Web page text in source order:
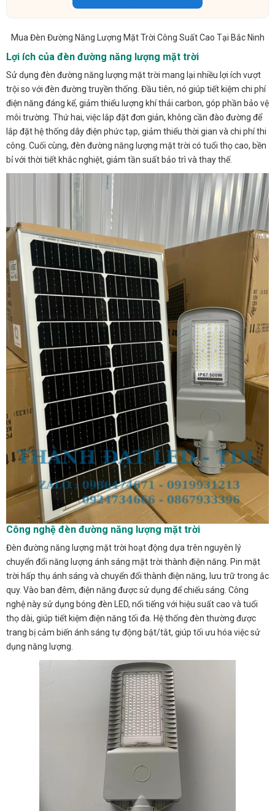
Mua Đèn Đường Năng Lượng Mặt Trời Công Suất Cao Tại Bắc Ninh
Lợi ích của đèn đường năng lượng mặt trời
Sử dụng đèn đường năng lượng mặt trời mang lại nhiều lợi ích vượt
trội so với đèn đường truyền thống. Đầu tiên, nó giúp tiết kiệm chi phí
điện năng đáng kể, giảm thiểu lượng khí thải carbon, góp phần bảo vệ
môi trường. Thứ hai, việc lắp đặt đơn giản, không cần đào đường để
lắp đặt hệ thống dây điện phức tạp, giảm thiểu thời gian và chi phí thi
công. Cuối cùng, đèn đường năng lượng mặt trời có tuổi thọ cao, bền
bỉ với thời tiết khắc nghiệt, giảm tần suất bảo trì và thay thế.
Công nghệ đèn đường năng lượng mặt trời
Đèn đường năng lượng mặt trời hoạt động dựa trên nguyên lý
chuyển đổi năng lượng ánh sáng mặt trời thành điện năng. Pin mặt
trời hấp thụ ánh sáng và chuyển đổi thành điện năng, lưu trữ trong ắc
quy. Vào ban đêm, điện năng được sử dụng để chiếu sáng. Công
nghệ này sử dụng bóng đèn LED, nổi tiếng với hiệu suất cao và tuổi
thọ dài, giúp tiết kiệm điện năng tối đa. Hệ thống đèn thường được
trang bị cảm biến ánh sáng tự động bật/tắt, giúp tối ưu hóa việc sử
dụng năng lượng.